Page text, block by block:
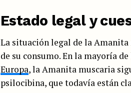
Estado legal y
La situación legal de la
de su consumo. En la mayoría
Europa, la Amanita muscaria
psilocibina, que todavía están